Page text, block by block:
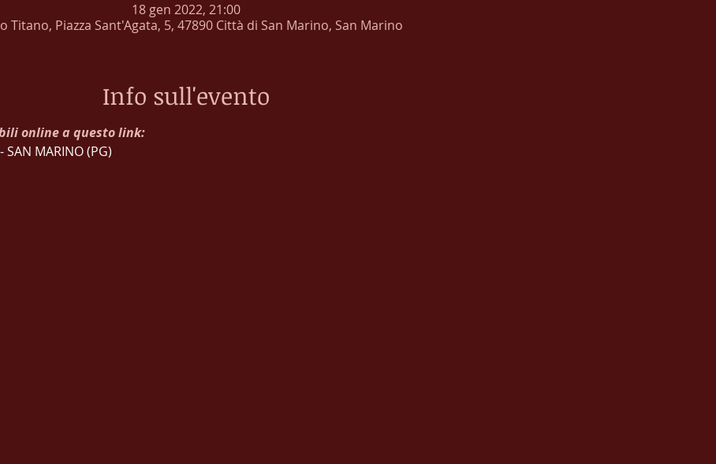
18 gen 2022, 21:00
Titano, Piazza Sant'Agata, 5, 47890 Città di San Marino, San Marino
Info sull'evento
online a questo link:
SAN MARINO (PG)